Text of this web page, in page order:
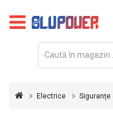
FOTOVOLTAICE
REDRESOARE
Electrice